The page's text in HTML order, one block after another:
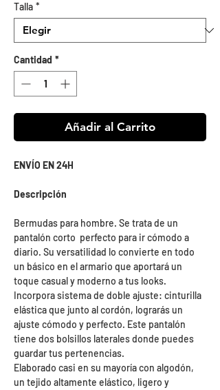
oferta
Talla *
Cantidad *
Añadir al Carrito
ENVÍO EN 24H
Descripción
Bermudas para hombre. Se trata de un
pantalón corto perfecto para ir cómodo a
diario. Su versatilidad lo convierte en todo
un básico en el armario que aportará un
toque casual y moderno a tus looks.
Incorpora sistema de doble ajuste: cinturilla
elástica que junto al cordón, lograrás un
ajuste cómodo y perfecto. Este pantalón
tiene dos bolsillos laterales donde puedes
guardar tus pertenencias.
Elaborado casi en su mayoría con algodón,
un tejido altamente elástico, ligero y